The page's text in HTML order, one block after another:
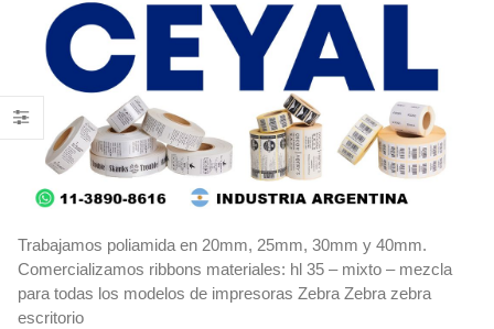
Trabajamos poliamida en 20mm, 25mm, 30mm y 40mm.
Comercializamos ribbons materiales: hl 35 – mixto – mezcla
para todas los modelos de impresoras Zebra Zebra zebra
escritorio